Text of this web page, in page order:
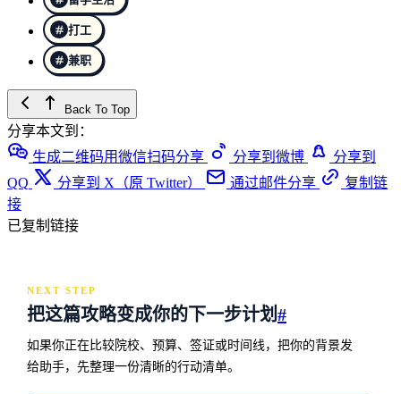
打工
兼职
Back To Top
分享本文到：
生成二维码用微信扫码分享
分享到微博
分享到
QQ
分享到 X（原 Twitter） 通过邮件分享
复制链
接
已复制链接
NEXT STEP
把这篇攻略变成你的下一步计划#
如果你正在比较院校、预算、签证或时间线，把你的背景发
给助手，先整理一份清晰的行动清单。